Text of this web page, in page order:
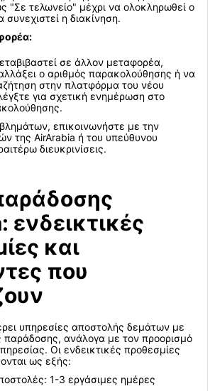
"Σε τελωνείο" μέχρι να ολοκληρωθεί ο
συνεχιστεί η διακίνηση.
σε άλλον μεταφορέα,
ο αριθμός παρακολούθησης ή να
στην πλατφόρμα του νέου
για σχετική ενημέρωση στο
επικοινωνήστε με την
της AirArabia ή του υπεύθυνου
διευκρινίσεις.
ενδεικτικές
και
που
υπηρεσίες αποστολής δεμάτων με
παράδοσης, ανάλογα με τον προορισμό
Οι ενδεικτικές προθεσμίες
ως εξής:
1-3 εργάσιμες ημέρες